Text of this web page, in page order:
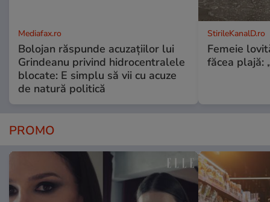
Mediafax.ro
Bolojan răspunde acuzațiilor lui
Grindeanu privind hidrocentralele
blocate: E simplu să vii cu acuze
de natură politică
StirileKanalD.ro
Femeie
făcea plajă:
PROMO